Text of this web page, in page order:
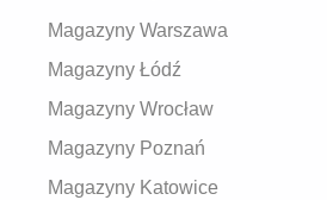
Magazyny Warszawa
Magazyny Łódź
Magazyny Wrocław
Magazyny Poznań
Magazyny Katowice